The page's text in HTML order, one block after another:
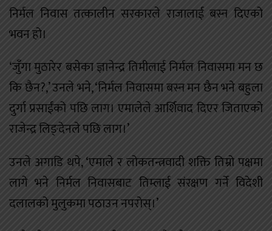
निर्मल निवास तत्कालीन सरकारले राजालाई बस्न दिएको
भवन हो।
‘जुँगा मुठारेर बसेका ज्ञानेन्द्र तिमीलाई निर्मल निवासमा मन छ
कि छैन?,’ उनले भने, ‘निर्मल निवासमा बस्न मन छैन भने बहुला
दुर्गा प्रसाईंको पछि लाग। एमालेले आर्शिवाद दिएर जिताएको
राजेन्द्र लिङ्देनले पछि लाग।’
उनले अगाडि थपे, ‘एमाले र लोकतन्त्रवादी शक्ति तिम्रो पक्षमा
लागे भने निर्मल निवासबाट तिम्लाई संरक्षण गर्ने विदेशी
दलालको मुलुकमा पठाउन नपरोस्।’